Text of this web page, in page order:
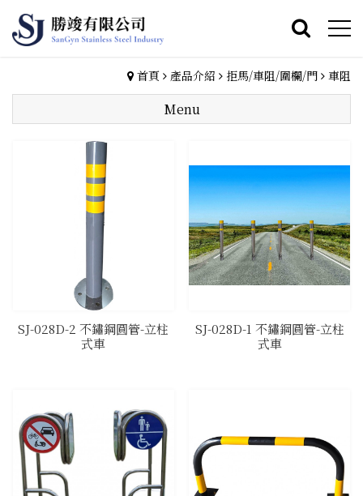
首頁 產品介紹 拒馬/車阻/圍欄/門 車阻
Menu
SJ-028D-2 不鏽鋼圓管-立柱
式車
SJ-028D-1 不鏽鋼圓管-立柱
式車